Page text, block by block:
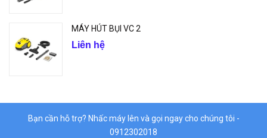
MÁY HÚT BỤI VC 2
Liên hệ
Bạn cần hỗ trợ? Nhấc máy lên và gọi ngay cho chúng tôi -
0912302018